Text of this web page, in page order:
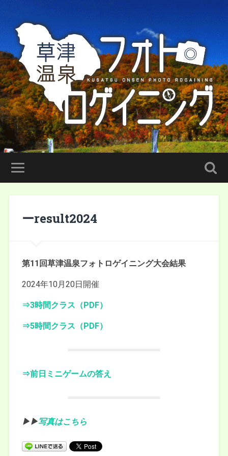
ーresult2024
第11回草津温泉フォトロゲイニング大会結果
2024年10月20日開催
⇒3時間クラス（PDF）
⇒5時間クラス（PDF）
⇒前日ミニゲームの答え
▶︎▶︎写真はこちら